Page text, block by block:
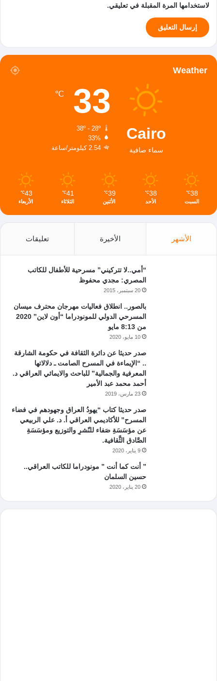
لاستخدامها المرة المقبلة في تعليقي.
Weather
Cairo
سماء صافية
33
℃
38º - 28º
33%
2.54 كيلومتر/ساعة
38
℃
السبت
38
℃
الأحد
39
℃
الأثنين
41
℃
الثلاثاء
43
℃
الأربعاء
الأشهر الأخيرة تعليقات
“أمي..لا تتركيني” مسرحية للأطفال للكاتب
المصري: مجدي محفوظ
20 سبتمبر، 2015
بالصور.. انطلاق فعاليات مهرجان محترف ميسان
المسرحي الدولي للمونودراما “أون لاين” 2020
من 8:13 مايو
10 مايو، 2020
صدر حديثا عن دائرة الثقافة في حكومة الشارقة
.. “الإيماءة في المسرح الصامت ـ دلالاتها
المعرفية والجمالية” للباحث والايمائي العراقي د.
أحمد محمد عبد الأمير
23 مارس، 2019
صدر حديثا كتاب “يهودُ العراق وجهودهم في فضاء
المسرح” للأكاديمي العراقي أ. د. علي الربيعي
عن مؤسَسَةِ صَفاء للنّشرِ والتوزيع ومؤسَسَةِ
الصَّادق الثَّقافية.
9 يناير، 2020
” أنت كما أنت ” مونودراما للكاتب العراقي..
حسين السلمان
20 يناير، 2020